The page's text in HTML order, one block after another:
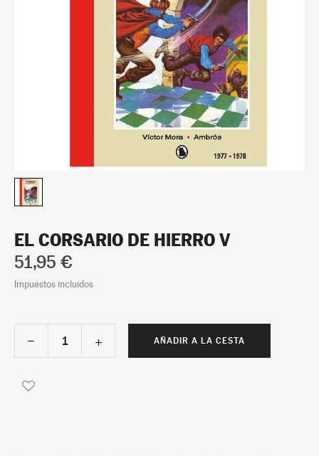
EL CORSARIO DE HIERRO V
51,95 €
Impuestos incluidos
AÑADIR A LA CESTA